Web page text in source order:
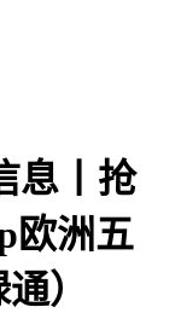
息丨抢
欧洲五
）